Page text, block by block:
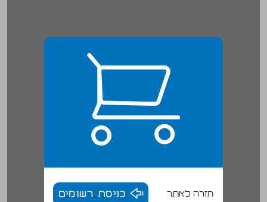
חזרה לאתר כניסת רשומים